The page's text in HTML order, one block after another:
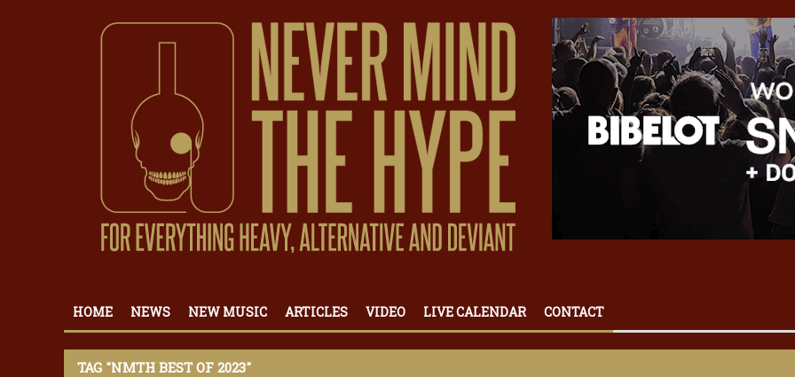
HOME NEWS NEW MUSIC ARTICLES VIDEO LIVE CALENDAR CONTACT
TAG "NMTH BEST OF 2023"